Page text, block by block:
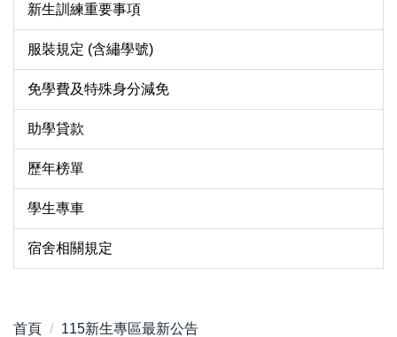
新生訓練重要事項
服裝規定 (含繡學號)
免學費及特殊身分減免
助學貸款
歷年榜單
學生專車
宿舍相關規定
首頁 115新生專區最新公告